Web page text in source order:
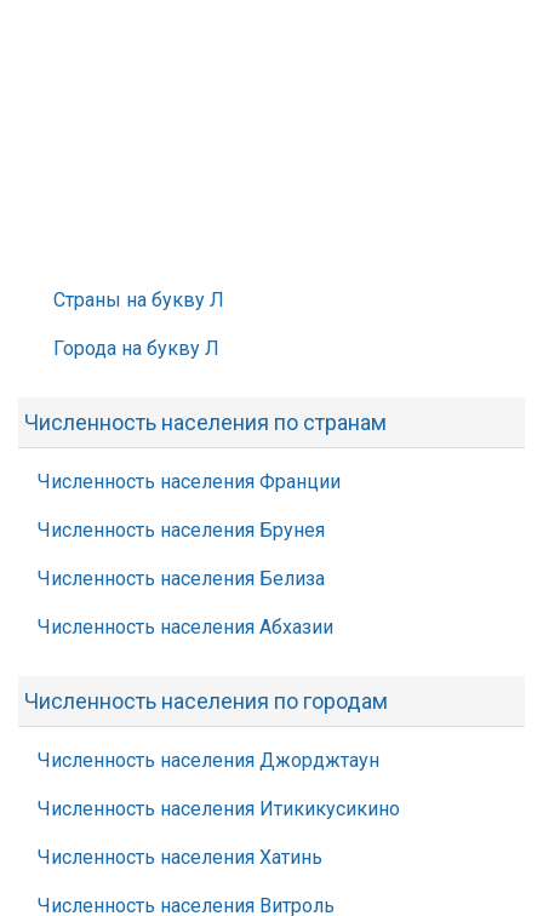
Страны на букву Л
Города на букву Л
Численность населения по странам
Численность населения Франции
Численность населения Брунея
Численность населения Белиза
Численность населения Абхазии
Численность населения по городам
Численность населения Джорджтаун
Численность населения Итикикусикино
Численность населения Хатинь
Численность населения Витроль